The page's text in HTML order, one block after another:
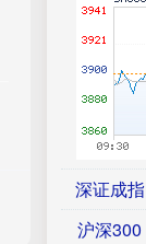
深证成指
沪深300